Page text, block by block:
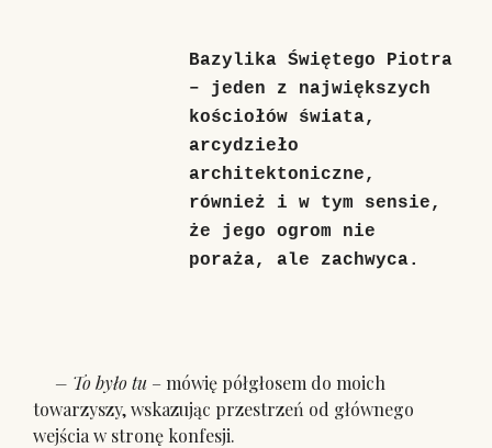
Bazylika Świętego Piotra
– jeden z największych
kościołów świata,
arcydzieło
architektoniczne,
również i w tym sensie,
że jego ogrom nie
poraża, ale zachwyca.
– To było tu – mówię półgłosem do moich
towarzyszy, wskazując przestrzeń od głównego
wejścia w stronę konfesji.